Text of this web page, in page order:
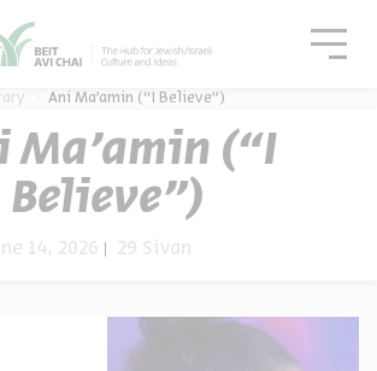
Ani Ma’amin (“I Believe”)
Ma’amin (“I
Believe”)
14, 2026 29 Sivan